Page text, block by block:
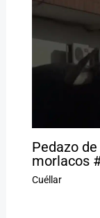
Pedazo
morlacos
Cuéllar